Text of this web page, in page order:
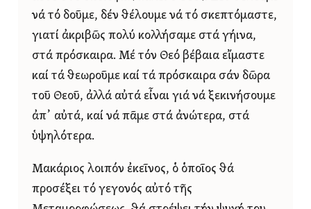
νά τό δοῦμε, δέν θέλουμε νά τό σκεπτόμαστε,
γιατί ἀκριβῶς πολύ κολλήσαμε στά γήινα,
στά πρόσκαιρα. Μέ τόν Θεό βέβαια εἴμαστε
καί τά θεωροῦμε καί τά πρόσκαιρα σάν δῶρα
τοῦ Θεοῦ, ἀλλά αὐτά εἶναι γιά νά ξεκινήσουμε
ἀπ᾿ αὐτά, καί νά πᾶμε στά ἀνώτερα, στά
ὑψηλότερα.
Μακάριος λοιπόν ἐκεῖνος, ὁ ὁποῖος θά
προσέξει τό γεγονός αὐτό τῆς